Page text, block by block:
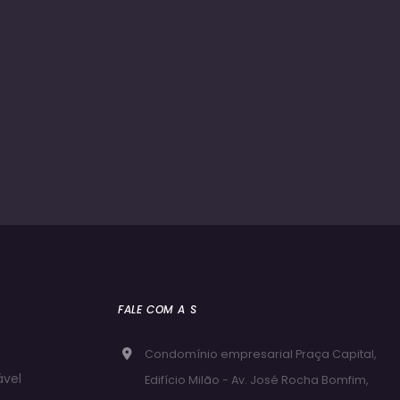
FALE COM A S
Condomínio empresarial Praça Capital,
Edifício Milão - Av. José Rocha Bomfim,